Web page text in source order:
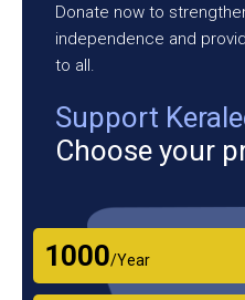
Donate now to
independence and
to all.
Support
Choose your
₹1000/Year